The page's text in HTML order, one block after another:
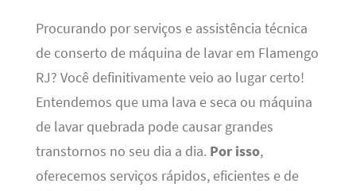
Procurando por serviços e assistência técnica
de conserto de máquina de lavar em Flamengo
RJ? Você definitivamente veio ao lugar certo!
Entendemos que uma lava e seca ou máquina
de lavar quebrada pode causar grandes
transtornos no seu dia a dia. Por isso,
oferecemos serviços rápidos, eficientes e de